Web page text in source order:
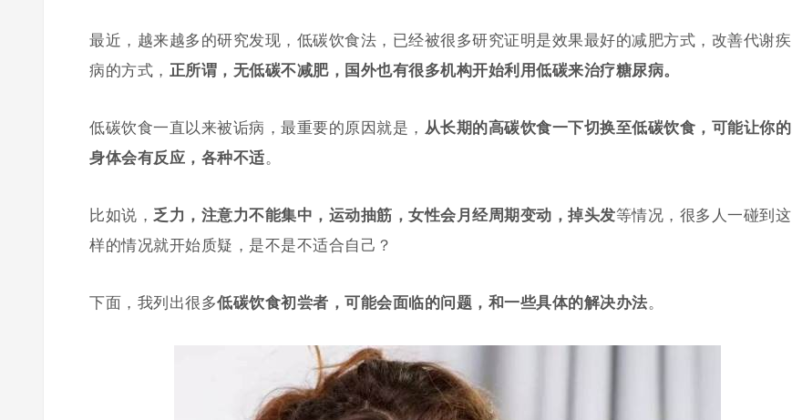
最近，越来越多的研究发现，低碳饮食法，已经被很多研究证明是效果最好的减肥方式，改善代谢疾
病的方式， 正所谓，无低碳不减肥，国外也有很多机构开始利用低碳来治疗糖尿病。
低碳饮食一直以来被诟病，最重要的原因就是， 从长期的高碳饮食一下切换至低碳饮食，可能让你的
身体会有反应，各种不适。
比如说， 乏力，注意力不能集中，运动抽筋，女性会月经周期变动，掉头发等情况，很多人一碰到这
样的情况就开始质疑，是不是不适合自己？
下面，我列出很多低碳饮食初尝者，可能会面临的问题，和一些具体的解决办法。